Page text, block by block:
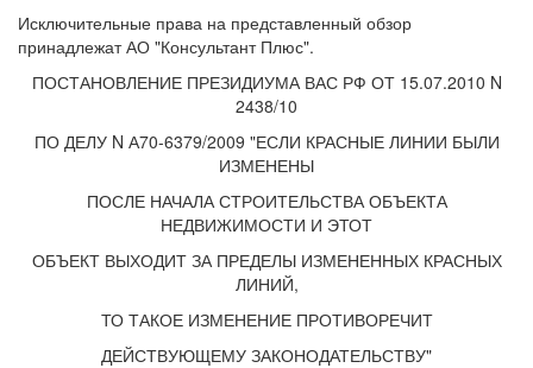
Исключительные права на представленный обзор
принадлежат АО "Консультант Плюс".
ПОСТАНОВЛЕНИЕ ПРЕЗИДИУМА ВАС РФ ОТ 15.07.2010 N
2438/10
ПО ДЕЛУ N А70-6379/2009 "ЕСЛИ КРАСНЫЕ ЛИНИИ БЫЛИ
ИЗМЕНЕНЫ
ПОСЛЕ НАЧАЛА СТРОИТЕЛЬСТВА ОБЪЕКТА
НЕДВИЖИМОСТИ И ЭТОТ
ОБЪЕКТ ВЫХОДИТ ЗА ПРЕДЕЛЫ ИЗМЕНЕННЫХ КРАСНЫХ
ЛИНИЙ,
ТО ТАКОЕ ИЗМЕНЕНИЕ ПРОТИВОРЕЧИТ
ДЕЙСТВУЮЩЕМУ ЗАКОНОДАТЕЛЬСТВУ"